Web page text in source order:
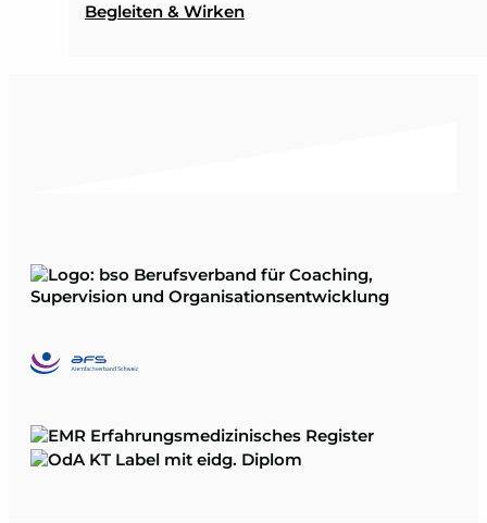
Begleiten & Wirken